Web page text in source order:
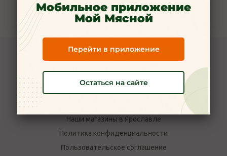
Наличие
Наши магазины в Ярославле
Политика конфиденциальности
Пользовательское соглашение
Мобильное приложение
Мой Мясной
Перейти в приложение
Остаться на сайте